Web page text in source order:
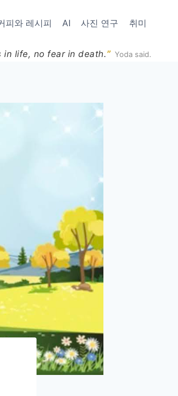
피와 레시피 AI 사진 연구 취미
in life, no fear in death.” Yoda said.